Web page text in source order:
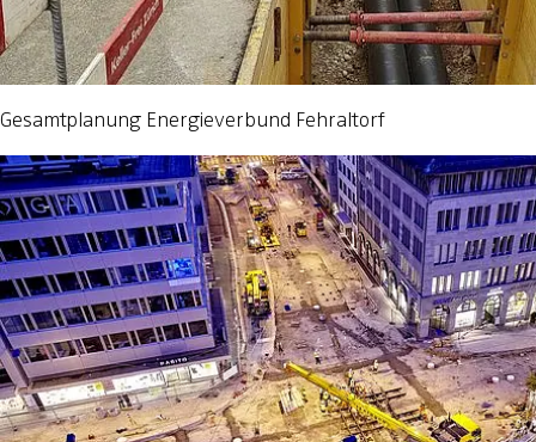
Gesamtplanung Energieverbund Fehraltorf